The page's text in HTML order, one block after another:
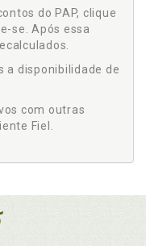
do PAP, clique
se. Após essa
a disponibilidade de
com outras
Fiel.